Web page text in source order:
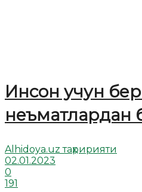
Инсон учун
неъматлардан
Alhidoya.uz таҳририяти
02.01.2023
0
191